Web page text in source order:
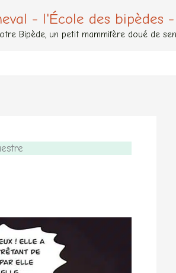
- l'École des bipèdes -
Bipède, un petit mammifère doué de